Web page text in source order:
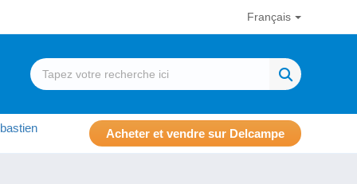
Français
Acheter et vendre sur Delcampe